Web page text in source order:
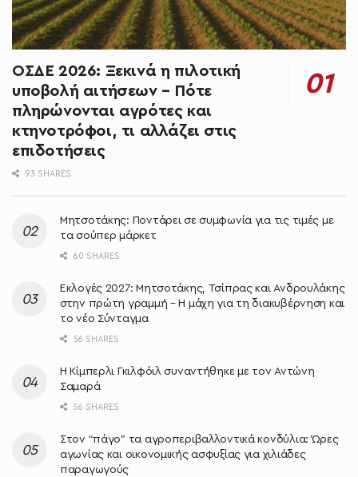
ΟΣΔΕ 2026: Ξεκινά η πιλοτική
υποβολή αιτήσεων – Πότε
πληρώνονται αγρότες και
κτηνοτρόφοι, τι αλλάζει στις
επιδοτήσεις
93 SHARES
Μητσοτάκης: Ποντάρει σε συμφωνία για τις τιμές με
τα σούπερ μάρκετ
60 SHARES
Εκλογές 2027: Μητσοτάκης, Τσίπρας και Ανδρουλάκης
στην πρώτη γραμμή – Η μάχη για τη διακυβέρνηση και
το νέο Σύνταγμα
56 SHARES
Η Κίμπερλι Γκιλφόιλ συναντήθηκε με τον Αντώνη
Σαμαρά
56 SHARES
Στον “πάγο” τα αγροπεριβαλλοντικά κονδύλια: Ώρες
αγωνίας και οικονομικής ασφυξίας για χιλιάδες
παραγωγούς